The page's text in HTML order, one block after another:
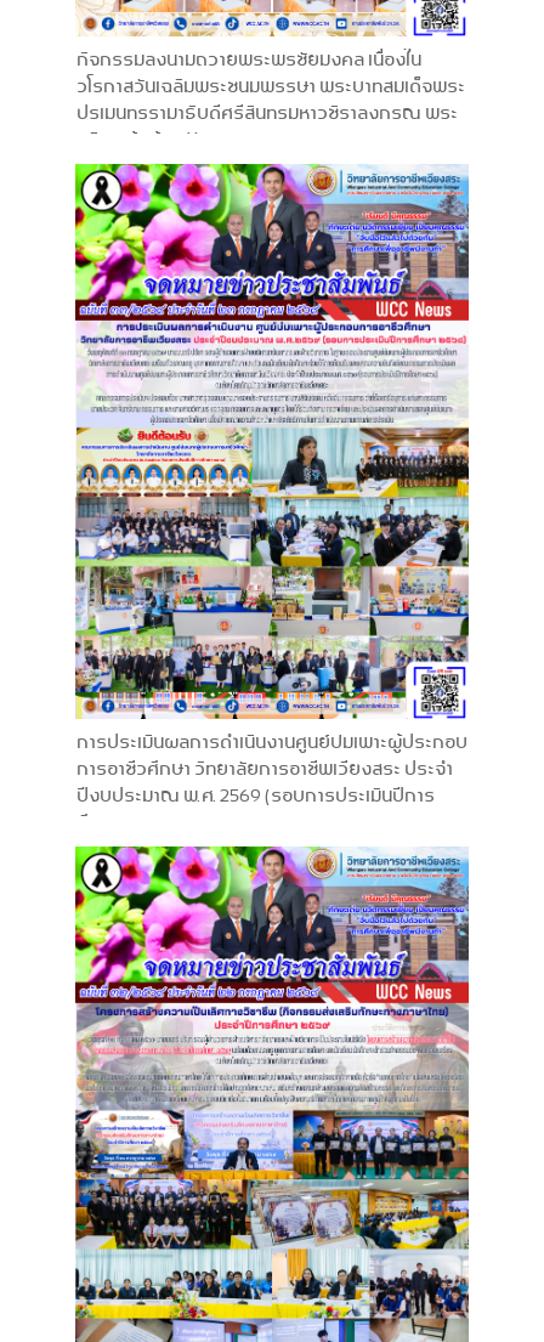
กิจกรรมลงนามถวายพระพรชัยมงคล เนื่องใน
วโรกาสวันเฉลิมพระชนมพรรษา พระบาทสมเด็จพระ
ปรเมนทรรามาธิบดีศรีสินทรมหาวชิราลงกรณ พระ
วชิรเกล้าเจ้าอยู่หัว 28 กรกฎาคม 2569
การประเมินผลการดำเนินงานศูนย์บ่มเพาะผู้ประกอบ
การอาชีวศึกษา วิทยาลัยการอาชีพเวียงสระ ประจำ
ปีงบประมาณ พ.ศ. 2569 (รอบการประเมินปีการ
ศึกษา 2568)